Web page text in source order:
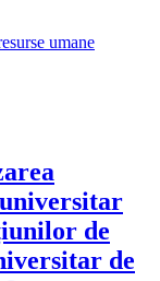
umane
de
de